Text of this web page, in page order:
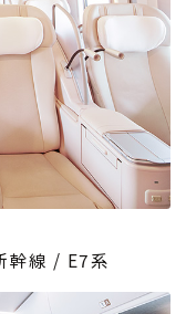
幹線 / E7系